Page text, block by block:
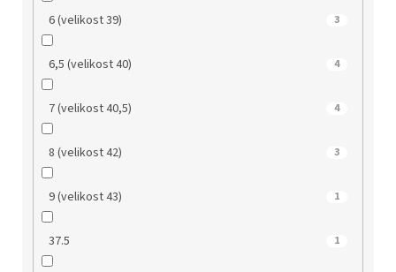
6 (velikost 39) 3
6,5 (velikost 40) 4
7 (velikost 40,5) 4
8 (velikost 42) 3
9 (velikost 43) 1
37.5 1